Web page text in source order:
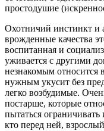
простодушие
Охотничий инстинкт и
врожденные качества
воспитанная и
уживается с другими
незнакомым относится
нужным укусит без
легко возбудимые.
постарше, которые
пытаться
кто перед ней,